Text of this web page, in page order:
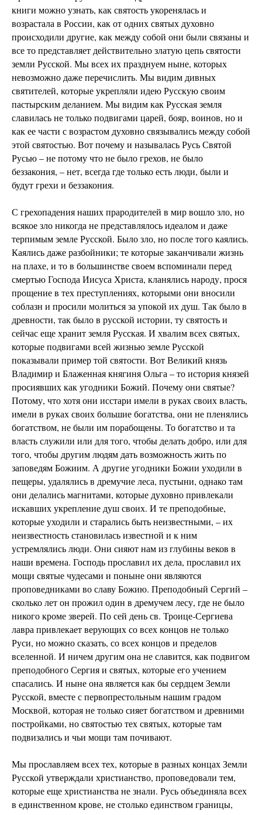
книги можно узнать, как святость укоренялась и
возрастала в России, как от одних святых духовно
происходили другие, как между собой они были связаны и
все то представляет действительно златую цепь святости
земли Русской. Мы всех их празднуем ныне, которых
невозможно даже перечислить. Мы видим дивных
святителей, которые укрепляли идею Русскую своим
пастырским деланием. Мы видим как Русская земля
славилась не только подвигами царей, бояр, воинов, но и
как ее части с возрастом духовно связывались между собой
этой святостью. Вот почему и называлась Русь Святой
Русью – не потому что не было грехов, не было
беззакония, – нет, всегда где только есть люди, были и
будут грехи и беззакония.
С грехопадения наших прародителей в мир вошло зло, но
всякое зло никогда не представлялось идеалом и даже
терпимым земле Русской. Было зло, но после того каялись.
Каялись даже разбойники; те которые заканчивали жизнь
на плахе, и то в большинстве своем вспоминали перед
смертью Господа Иисуса Христа, кланялись народу, прося
прощение в тех преступлениях, которыми они вносили
соблазн и просили молиться за упокой их душ. Так было в
древности, так было в русской истории, ту святость и
сейчас еще хранит земля Русская. И хвалим всех святых,
которые подвигами всей жизнью земле Русской
показывали пример той святости. Вот Великий князь
Владимир и Блаженная княгиня Ольга – то история князей
просиявших как угодники Божий. Почему они святые?
Потому, что хотя они исстари имели в руках своих власть,
имели в руках своих большие богатства, они не пленялись
богатством, не были им порабощены. То богатство и та
власть служили или для того, чтобы делать добро, или для
того, чтобы другим людям дать возможность жить по
заповедям Божиим. А другие угодники Божии уходили в
пещеры, удалялись в дремучие леса, пустыни, однако там
они делались магнитами, которые духовно привлекали
искавших укрепление душ своих. И те преподобные,
которые уходили и старались быть неизвестными, – их
неизвестность становилась известной и к ним
устремлялись люди. Они сияют нам из глубины веков в
наши времена. Господь прославил их дела, прославил их
мощи святые чудесами и поныне они являются
проповедниками во славу Божию. Преподобный Сергий –
сколько лет он прожил один в дремучем лесу, где не было
никого кроме зверей. По сей день св. Троице-Сергиева
лавра привлекает верующих со всех концов не только
Руси, но можно сказать, со всех концов и пределов
вселенной. И ничем другим она не славится, как подвигом
преподобного Сергия и святых, которые его учением
спасались. И ныне она является как бы сердцем Земли
Русской, вместе с первопрестольным нашим градом
Москвой, которая не только сияет богатством и древними
постройками, но святостью тех святых, которые там
подвизались и чьи мощи там почивают.
Мы прославляем всех тех, которые в разных концах Земли
Русской утверждали христианство, проповедовали тем,
которые еще христианства не знали. Русь объединяла всех
в единственном крове, не столько единством границы,